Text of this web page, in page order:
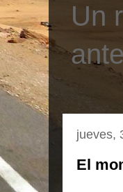
Un
jueves,
El